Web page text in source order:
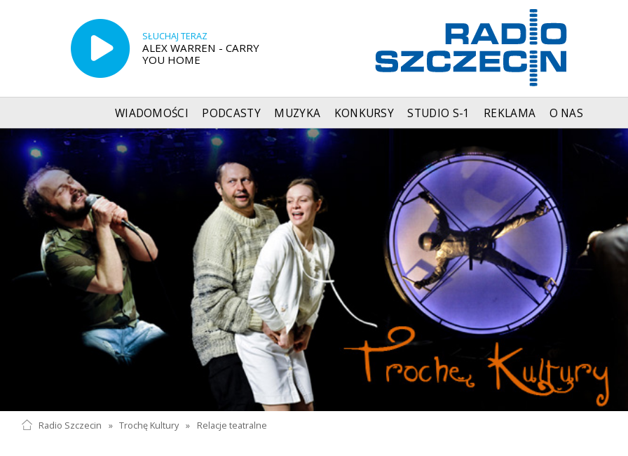
SŁUCHAJ TERAZ
ALEX WARREN - CARRY
YOU HOME
WIADOMOŚCI PODCASTY MUZYKA KONKURSY STUDIO S-1 REKLAMA O NAS
Radio Szczecin » Trochę Kultury » Relacje teatralne